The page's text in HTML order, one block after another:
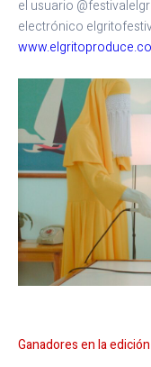
el usuario
electrónico
Ganadores en la